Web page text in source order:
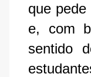
que
e, com
sentido